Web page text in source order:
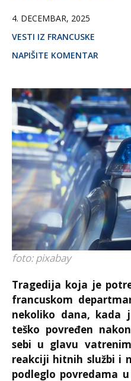
4. DECEMBAR, 2025
VESTI IZ FRANCUSKE
NAPIŠITE KOMENTAR
foto: pixabay
Tragedija koja je
francuskom
nekoliko dana, kada
teško povređen
sebi u glavu
reakciji hitnih službi i
podleglo povredama